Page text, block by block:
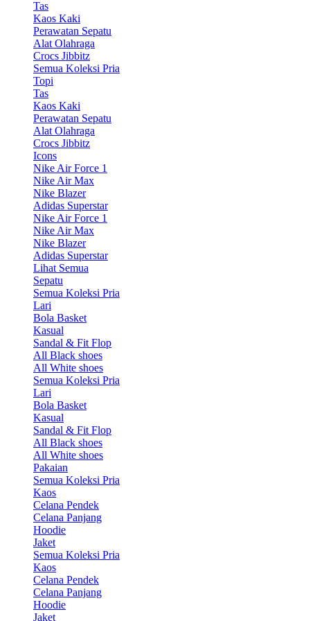
Tas
Kaos Kaki
Perawatan Sepatu
Alat Olahraga
Crocs Jibbitz
Semua Koleksi Pria
Topi
Tas
Kaos Kaki
Perawatan Sepatu
Alat Olahraga
Crocs Jibbitz
Icons
Nike Air Force 1
Nike Air Max
Nike Blazer
Adidas Superstar
Nike Air Force 1
Nike Air Max
Nike Blazer
Adidas Superstar
Lihat Semua
Sepatu
Semua Koleksi Pria
Lari
Bola Basket
Kasual
Sandal & Fit Flop
All Black shoes
All White shoes
Semua Koleksi Pria
Lari
Bola Basket
Kasual
Sandal & Fit Flop
All Black shoes
All White shoes
Pakaian
Semua Koleksi Pria
Kaos
Celana Pendek
Celana Panjang
Hoodie
Jaket
Semua Koleksi Pria
Kaos
Celana Pendek
Celana Panjang
Hoodie
Jaket